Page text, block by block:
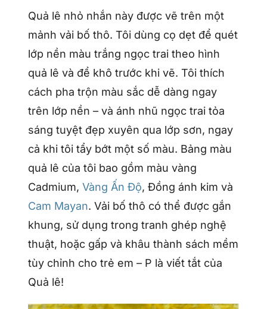
Quả lê nhỏ nhắn này được vẽ trên một
mảnh vải bố thô. Tôi dùng cọ dẹt để quét
lớp nền màu trắng ngọc trai theo hình
quả lê và để khô trước khi vẽ. Tôi thích
cách pha trộn màu sắc dễ dàng ngay
trên lớp nền – và ánh nhũ ngọc trai tỏa
sáng tuyệt đẹp xuyên qua lớp sơn, ngay
cả khi tôi tẩy bớt một số màu. Bảng màu
quả lê của tôi bao gồm màu vàng
Cadmium,Vàng Ấn Độ, Đồng ánh kim và
Cam Mayan. Vải bố thô có thể được gắn
khung, sử dụng trong tranh ghép nghệ
thuật, hoặc gấp và khâu thành sách mềm
tùy chỉnh cho trẻ em – P là viết tắt của
Quả lê!